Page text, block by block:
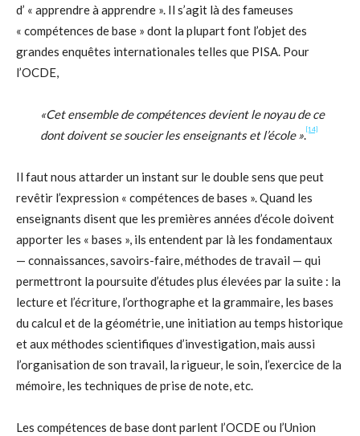
d’ « apprendre à apprendre ». Il s’agit là des fameuses
« compétences de base » dont la plupart font l’objet des
grandes enquêtes internationales telles que PISA. Pour
l’OCDE,
«Cet ensemble de compétences devient le noyau de ce
dont doivent se soucier les enseignants et l’école ».[14]
Il faut nous attarder un instant sur le double sens que peut
revêtir l’expression « compétences de bases ». Quand les
enseignants disent que les premières années d’école doivent
apporter les « bases », ils entendent par là les fondamentaux
— connaissances, savoirs-faire, méthodes de travail — qui
permettront la poursuite d’études plus élevées par la suite : la
lecture et l’écriture, l’orthographe et la grammaire, les bases
du calcul et de la géométrie, une initiation au temps historique
et aux méthodes scientifiques d’investigation, mais aussi
l’organisation de son travail, la rigueur, le soin, l’exercice de la
mémoire, les techniques de prise de note, etc.
Les compétences de base dont parlent l’OCDE ou l’Union